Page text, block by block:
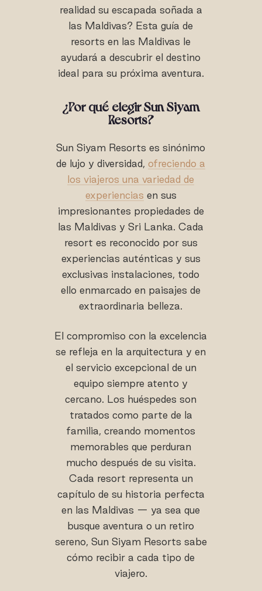
realidad su escapada soñada a
las Maldivas? Esta guía de
resorts en las Maldivas le
ayudará a descubrir el destino
ideal para su próxima aventura.
¿Por qué elegir Sun Siyam
Resorts?
Sun Siyam Resorts es sinónimo
de lujo y diversidad,ofreciendo a
los viajeros una variedad de
experiencias en sus
impresionantes propiedades de
las Maldivas y Sri Lanka. Cada
resort es reconocido por sus
experiencias auténticas y sus
exclusivas instalaciones, todo
ello enmarcado en paisajes de
extraordinaria belleza.
El compromiso con la excelencia
se refleja en la arquitectura y en
el servicio excepcional de un
equipo siempre atento y
cercano. Los huéspedes son
tratados como parte de la
familia, creando momentos
memorables que perduran
mucho después de su visita.
Cada resort representa un
capítulo de su historia perfecta
en las Maldivas — ya sea que
busque aventura o un retiro
sereno, Sun Siyam Resorts sabe
cómo recibir a cada tipo de
viajero.